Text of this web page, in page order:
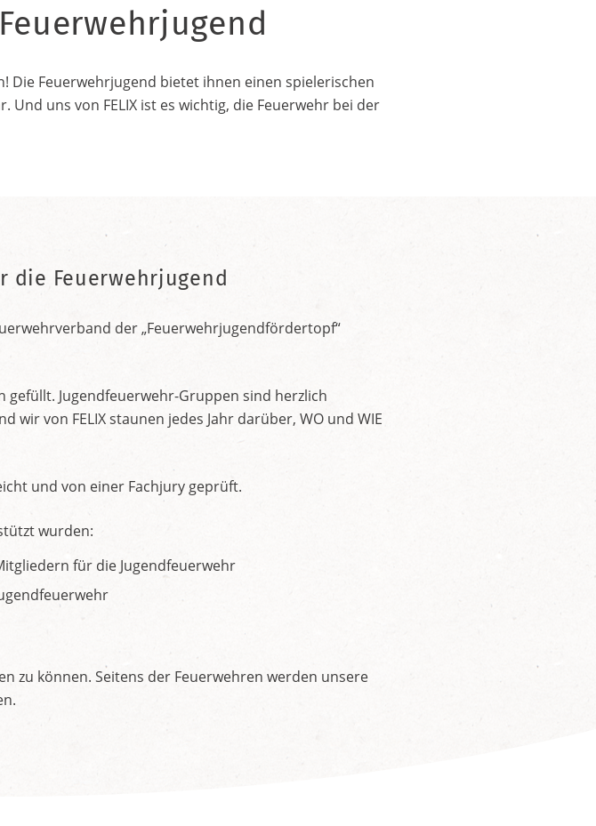
Die Feuerwehrjugend bietet ihnen einen spielerischen
uns von FELIX ist es wichtig, die Feuerwehr bei der
die Feuerwehrjugend
der „Feuerwehrjugendfördertopf“
gefüllt. Jugendfeuerwehr-Gruppen sind herzlich
von FELIX staunen jedes Jahr darüber, WO und WIE
und von einer Fachjury geprüft.
wurden:
für die Jugendfeuerwehr
zu können. Seitens der Feuerwehren werden unsere